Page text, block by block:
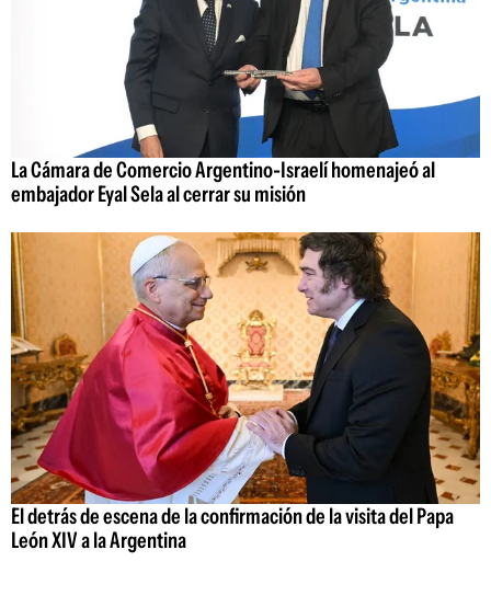
La Cámara de Comercio Argentino-Israelí homenajeó al
embajador Eyal Sela al cerrar su misión
El detrás de escena de la confirmación de la visita del Papa
León XIV a la Argentina